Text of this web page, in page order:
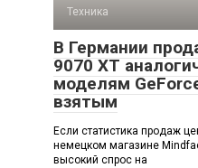
Техника
В Германии
9070 XT
моделям
взятым
Если статистика продаж
немецком магазине
высокий спрос на